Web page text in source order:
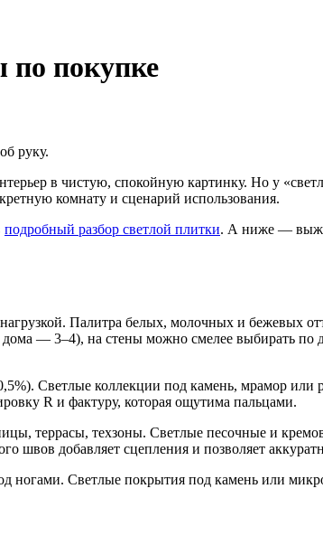
по покупке
руку.
в чистую, спокойную картинку. Но у
комнату и сценарий использования.
подробный разбор светлой плитки. А ниже —
Палитра белых, молочных и бежевых
— 3–4), на стены можно смелее выбирать
Светлые коллекции под камень, мрамор
R и фактуру, которая ощутима пальцами.
террасы, техзоны. Светлые песочные и
добавляет сцепления и позволяет
Светлые покрытия под камень или